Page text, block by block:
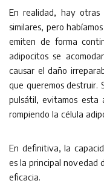
En realidad, hay otras
similares, pero
emiten de forma
adipocitos se
causar el daño
que queremos destruir.
pulsátil, evitamos esta
rompiendo la célula
En definitiva, la
es la principal novedad
eficacia.